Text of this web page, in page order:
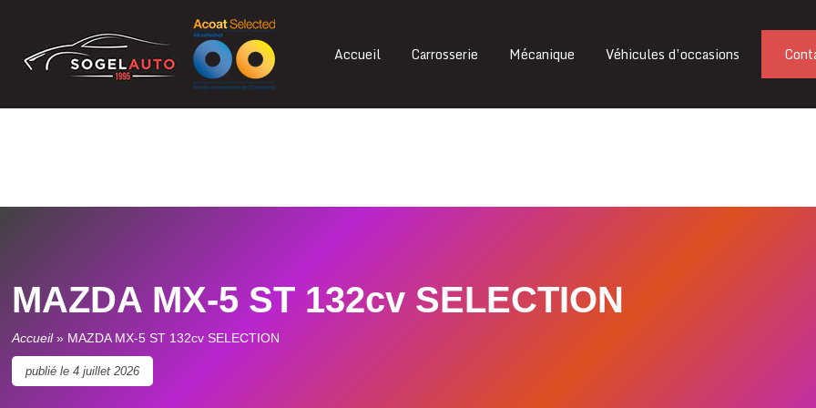
Accueil Carrosserie Mécanique Véhicules d’occasions
MAZDA MX-5 ST 132cv SELECTION
Accueil» MAZDA MX-5 ST 132cv SELECTION
publié le4 juillet 2026